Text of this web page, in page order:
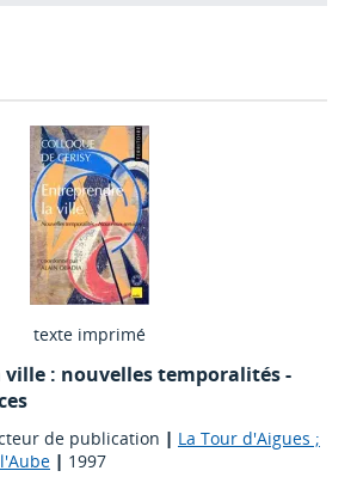
texte imprimé
ville : nouvelles temporalités -
de publication | La Tour d'Aigues ;
| 1997